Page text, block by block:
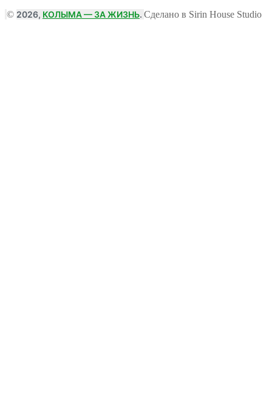
© 2026, КОЛЫМА — ЗА ЖИЗНЬ. Сделано в Sirin House Studio